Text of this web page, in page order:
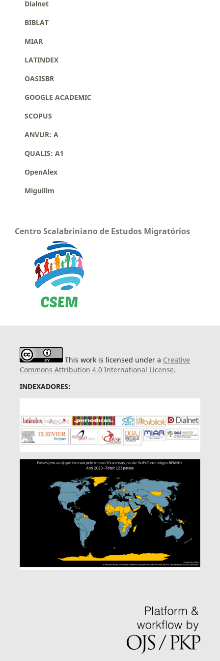
Dialnet
BIBLAT
MIAR
LATINDEX
OASISBR
GOOGLE ACADEMIC
SCOPUS
ANVUR: A
QUALIS: A1
OpenAlex
Miguilim
Centro Scalabriniano de Estudos Migratórios
This work is licensed under a Creative
Commons Attribution 4.0 International License.
INDEXADORES: